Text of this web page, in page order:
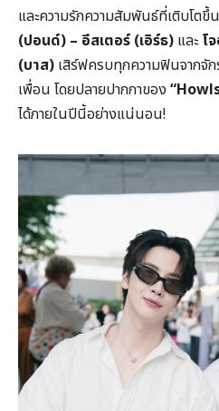
และความรักความสัมพันธ์ที่เติบโต
(ปอนด์) – อีสเตอร์ (เอิร์ธ) และโ
(บาส) เสิร์ฟครบทุกความฟินจากจั
เพื่อน โดยปลายปากกาของ
ได้ภายในปีนี้อย่างแน่นอน!